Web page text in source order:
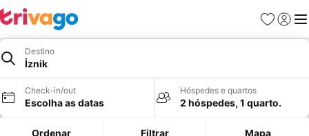
Favoritos
Iniciar
Destino
İznik
Check-in/out
Escolha as datas
Hóspedes e quartos
2 hóspedes, 1 quarto.
Ordenar Filtrar Mapa